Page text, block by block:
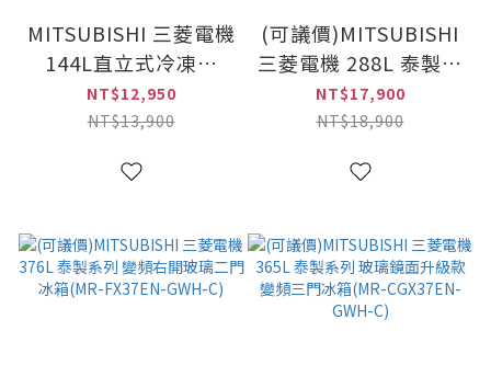
MITSUBISHI 三菱電機
144L直立式冷凍櫃
(MF-U14T-W-C)
NT$12,950
NT$13,900
(可議價)MITSUBISHI
三菱電機 288L 泰製系
列 變頻右開鋼板二門
冰箱(MR-FC31EP-
NT$17,900
NT$18,900